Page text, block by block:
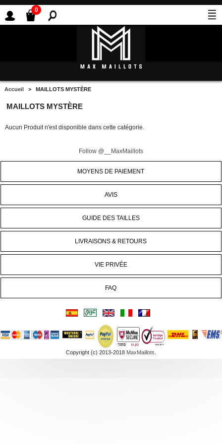
0
Accueil > MAILLOTS MYSTÈRE
MAILLOTS MYSTÈRE
Aucun Produit n'est disponible dans cette catégorie.
Follow @__MaxMaillots
MOYENS DE PAIEMENT
AVIS
GUIDE DES TAILLES
LIVRAISONS & RETOURS
VIE PRIVÉE
FAQ
Copyright (c) 2013-2018 MaxMaillots